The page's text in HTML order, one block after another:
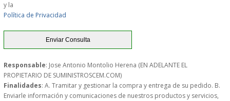
PAPEL Y PRODUCTOS UNIUSO
VAJILLA
CUCHILLOS DE COCINA
y la
Política de Privacidad
Responsable: Jose Antonio Montolio Herena (EN ADELANTE EL
PROPIETARIO DE SUMINISTROSCEM.COM)
Finalidades: A. Tramitar y gestionar la compra y entrega de su pedido. B.
Enviarle información y comunicaciones de nuestros productos y servicios,